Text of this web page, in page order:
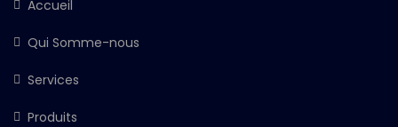
Accueil
Qui Somme-nous
Services
Produits